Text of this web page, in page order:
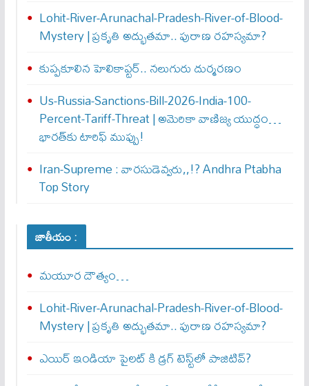
Lohit-River-Arunachal-Pradesh-River-of-Blood-
Mystery | ప్రకృతి అద్భుతమా.. పురాణ రహస్యమా?
కుప్పకూలిన హెలికాప్టర్‌.. నలుగురు దుర్మరణం
Us-Russia-Sanctions-Bill-2026-India-100-
Percent-Tariff-Threat | అమెరికా వాణిజ్య యుద్ధం…
భారత్‌కు టారిఫ్ ముప్పు!
Iran-Supreme : వార‌సుడెవ్వ‌రు,,!? Andhra Ptabha
Top Story
జాతీయం :
మయూర దౌత్యం…
Lohit-River-Arunachal-Pradesh-River-of-Blood-
Mystery | ప్రకృతి అద్భుతమా.. పురాణ రహస్యమా?
ఎయిర్‌ ఇండియా పైలట్‌ కి డ్రగ్‌ టెస్ట్‌లో పాజిటివ్‌?